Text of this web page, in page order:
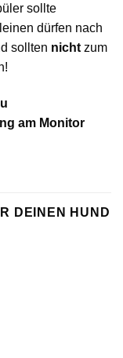
sollte
dürfen nach
sollten nicht zum
am Monitor
DEINEN HUND